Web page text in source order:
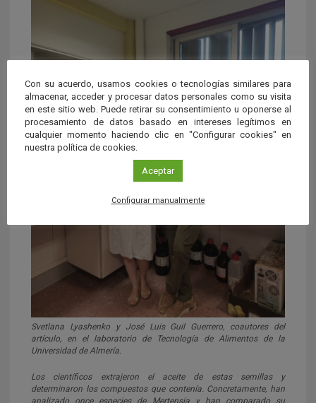
Svetlana Lyashenko y José Luis Guil Guerrero, coautores del
artículo, en el laboratorio de Tecnología de Alimentos de la
Universidad de Almería.
Los científicos extrajeron el aceite de estas semillas y
determinaron los compuestos que contenía. Concretamente, han
analizado once especies de
Mertensiay han comparado su
Con su acuerdo, usamos cookies o tecnologías similares para
almacenar, acceder y procesar datos personales como su visita
en este sitio web. Puede retirar su consentimiento u oponerse al
procesamiento de datos basado en intereses legítimos en
cualquier momento haciendo clic en "Configurar cookies" en
nuestra política de cookies.
Aceptar
Configurar manualmente